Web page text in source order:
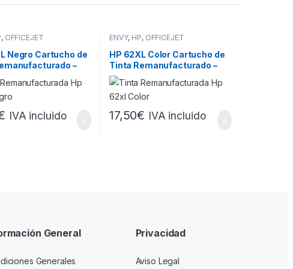
, OFFICEJET
Negro Cartucho de
–
C2P05AE
IVA incluido
ENVY, HP, OFFICEJET
HP 62XL Color Cartucho de
Tinta Remanufacturado –
Reemplaza
C2P06AE/C2P07AE
17,50€ IVA incluido
General
Generales
Privacidad
Aviso Legal